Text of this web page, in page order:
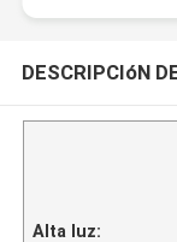
DESCRIPCIóN
Alta luz: